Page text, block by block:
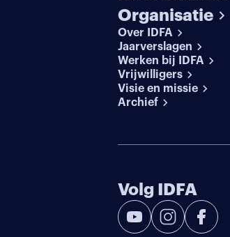
Organisatie
Over IDFA
Jaarverslagen
Werken bij IDFA
Vrijwilligers
Visie en missie
Archief
Volg IDFA